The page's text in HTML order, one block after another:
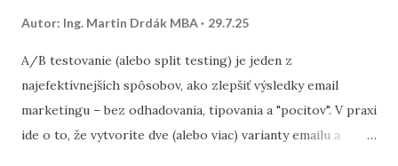
spustiť špecifický automatizovaný scenár. V agentúre
Consultee mikrosegmentáciu aktívne využívame pri tvorbe
e-mail marketingových stratégií pre e-shopy aj iné typy
webov. Vieme, ako z dát vytvoriť obsah, ktorý osloví to
správne publikum v správny čas.
Autor: Ing. Martin Drdák MBA 29.7.25
A/B testovanie (alebo split testing) je jeden z
najefektívnejších spôsobov, ako zlepšiť výsledky email
marketingu – bez odhadovania, tipovania a "pocitov". V praxi
ide o to, že vytvoríte dve (alebo viac) varianty emailu a